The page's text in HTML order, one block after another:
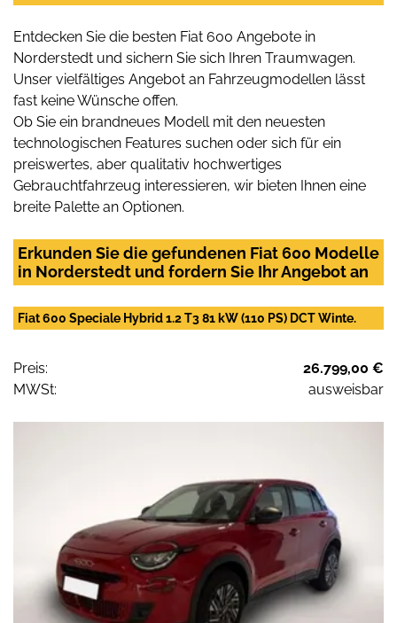
Entdecken Sie die besten Fiat 600 Angebote in
Norderstedt und sichern Sie sich Ihren Traumwagen.
Unser vielfältiges Angebot an Fahrzeugmodellen lässt
fast keine Wünsche offen.
Ob Sie ein brandneues Modell mit den neuesten
technologischen Features suchen oder sich für ein
preiswertes, aber qualitativ hochwertiges
Gebrauchtfahrzeug interessieren, wir bieten Ihnen eine
breite Palette an Optionen.
Erkunden Sie die gefundenen Fiat 600 Modelle
in Norderstedt und fordern Sie Ihr Angebot an
Fiat 600 Speciale Hybrid 1.2 T3 81 kW (110 PS) DCT Winte.
Preis:
26.799,00 €
MWSt:
ausweisbar